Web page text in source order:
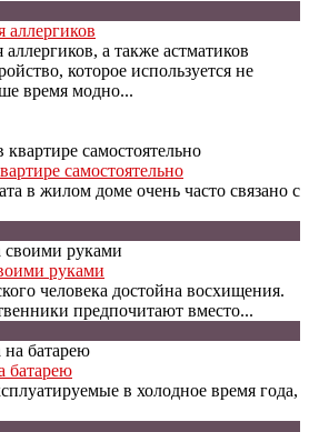
аллергиков
а также астматиков
которое используется не
время модно...
самостоятельно
в жилом доме очень часто связано с
руками
человека достойна восхищения.
предпочитают вместо...
батарею
в холодное время года,